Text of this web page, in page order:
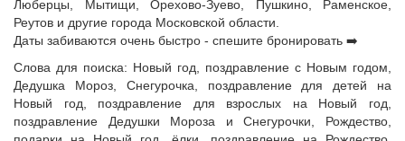
Люберцы, Мытищи, Орехово-Зуево, Пушкино, Раменское,
Реутов и другие города Московской области.
Даты забиваются очень быстро - спешите бронировать ➡️
Слова для поиска: Новый год, поздравление с Новым годом,
Дедушка Мороз, Снегурочка, поздравление для детей на
Новый год, поздравление для взрослых на Новый год,
поздравление Дедушки Мороза и Снегурочки, Рождество,